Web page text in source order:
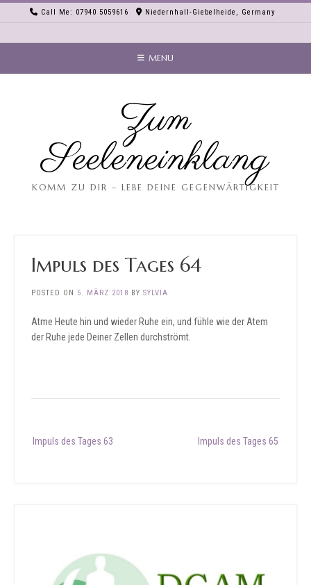
Call Me: 07940 5059616 Niedernhall-Giebelheide, Germany
MENU
Zum
Seeleneinklang
KOMM ZU DIR – LEBE DEINE GEGENWÄRTIGKEIT
Impuls des Tages 64
POSTED ON 5. MÄRZ 2018 BY SYLVIA
Atme Heute hin und wieder Ruhe ein, und fühle wie der Atem
der Ruhe jede Deiner Zellen durchströmt.
navigation
Impuls des Tages 63 Impuls des Tages 65